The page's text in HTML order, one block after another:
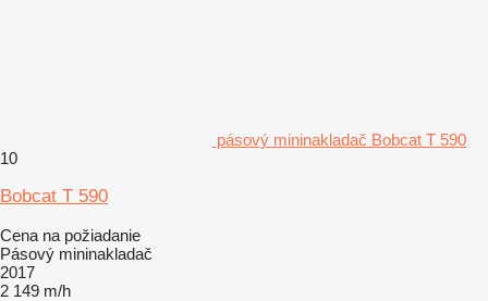
pásový mininakladač Bobcat T 590
10
Bobcat T 590
Cena na požiadanie
Pásový mininakladač
2017
2 149 m/h